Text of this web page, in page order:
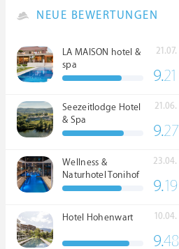
NEUE BEWERTUNGEN
LA MAISON hotel &
spa
21.07.
9.21
Seezeitlodge Hotel
& Spa
21.06.
9.27
Wellness &
Naturhotel Tonihof
****S
23.04.
9.19
Hotel Hohenwart 10.04.
9.48